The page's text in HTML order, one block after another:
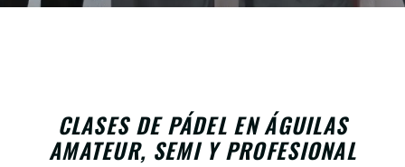
CLASES DE PÁDEL EN ÁGUILAS
AMATEUR, SEMI Y PROFESIONAL